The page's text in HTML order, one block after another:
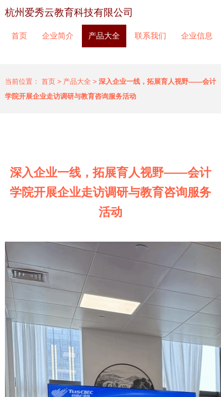
杭州爱秀云教育科技有限公司
首页 企业简介 产品大全 联系我们 企业信息
当前位置： 首页 > 产品大全 > 深入企业一线，拓展育人视野——会计
学院开展企业走访调研与教育咨询服务活动
深入企业一线，拓展育人视野——会计
学院开展企业走访调研与教育咨询服务
活动